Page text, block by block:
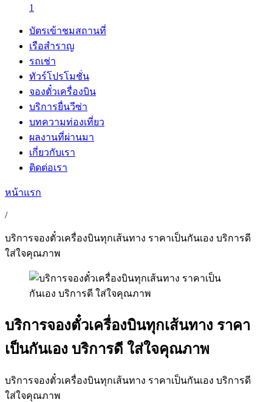
1
บัตรเข้าชมสถานที่
เรือสำราญ
รถเช่า
ทัวร์โปรโมชั่น
จองตั๋วเครื่องบิน
บริการยื่นวีซ่า
บทความท่องเที่ยว
ผลงานที่ผ่านมา
เกี่ยวกับเรา
ติดต่อเรา
หน้าแรก
/
บริการจองตั๋วเครื่องบินทุกเส้นทาง ราคาเป็นกันเอง บริการดี
ใส่ใจคุณภาพ
บริการจองตั๋วเครื่องบินทุกเส้นทาง ราคา
เป็นกันเอง บริการดี ใส่ใจคุณภาพ
บริการจองตั๋วเครื่องบินทุกเส้นทาง ราคาเป็นกันเอง บริการดี
ใส่ใจคุณภาพ